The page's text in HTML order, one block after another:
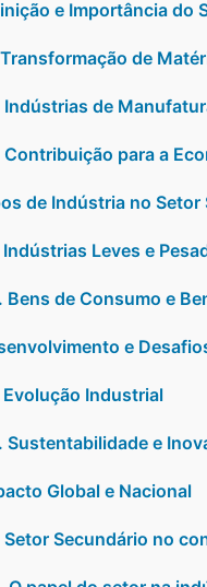
e Importância do
Transformação de
Indústrias de
Contribuição para a
de Indústria no Setor
Indústrias Leves e
Bens de Consumo e
e
Evolução Industrial
Sustentabilidade e
Global e Nacional
Setor Secundário no